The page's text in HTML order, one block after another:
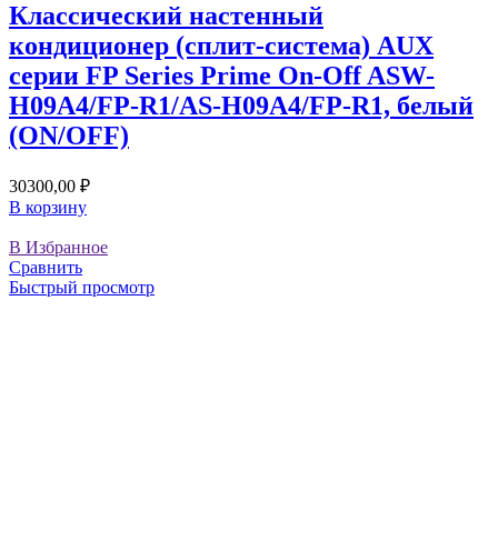
Классический настенный
кондиционер (сплит-система) AUX
серии FP Series Prime On-Off ASW-
H09A4/FP-R1/AS-H09A4/FP-R1, белый
(ON/OFF)
30300,00 ₽
В корзину
В Избранное
Сравнить
Быстрый просмотр